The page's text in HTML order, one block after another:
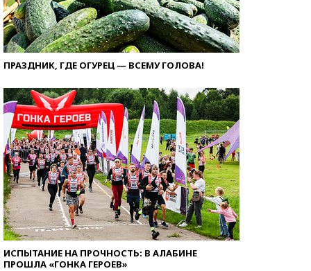
ПРАЗДНИК, ГДЕ ОГУРЕЦ — ВСЕМУ ГОЛОВА!
ИСПЫТАНИЕ НА ПРОЧНОСТЬ: В АЛАБИНЕ
ПРОШЛА «ГОНКА ГЕРОЕВ»